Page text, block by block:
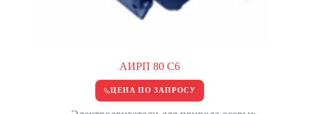
АИРП 80 С6
ЦЕНА ПО ЗАПРОСУ